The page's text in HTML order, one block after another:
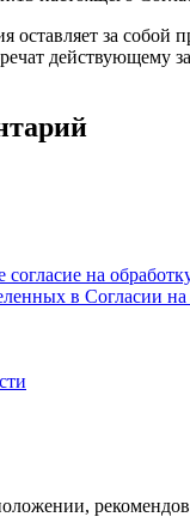
оставляет за собой
действующему
на
в Согласии